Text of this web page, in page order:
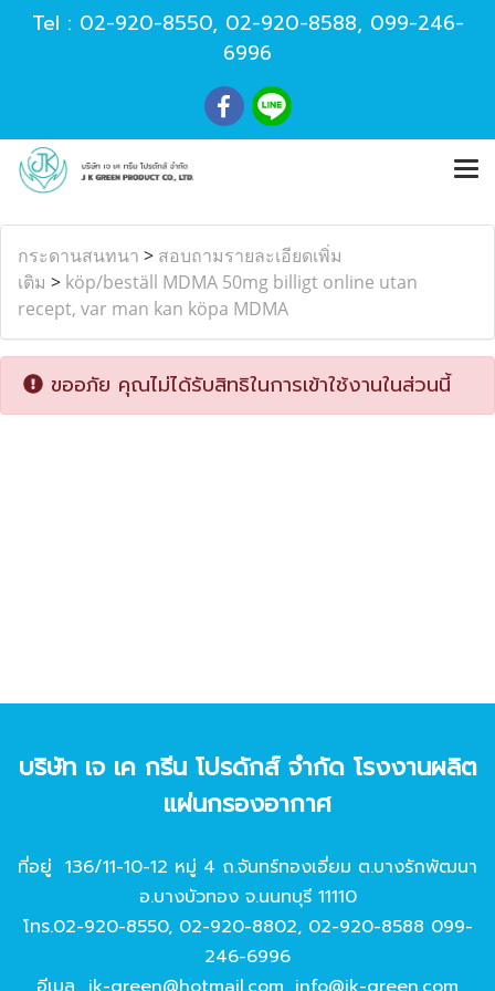
Tel : 02-920-8550, 02-920-8588, 099-246-
6996
กระดานสนทนา > สอบถามรายละเอียดเพิ่ม
เติม > köp/beställ MDMA 50mg billigt online utan
recept, var man kan köpa MDMA
ขออภัย คุณไม่ได้รับสิทธิในการเข้าใช้งานในส่วนนี้
บริษัท เจ เค กรีน โปรดักส์ จํากัด โรงงานผลิต
แผ่นกรองอากาศ
ที่อยู่ 136/11-10-12 หมู่ 4 ถ.จันทร์ทองเอี่ยม ต.บางรักพัฒนา
อ.บางบัวทอง จ.นนทบุรี 11110
โทร.02-920-8550, 02-920-8802, 02-920-8588 099-
246-6996